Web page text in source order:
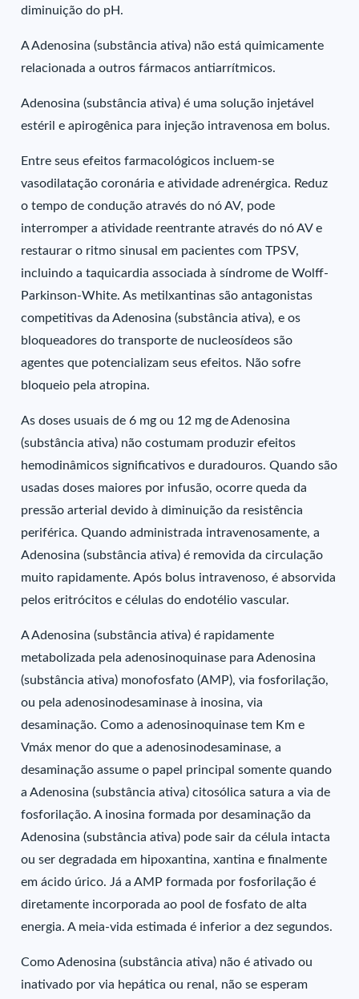
diminuição do pH.
A Adenosina (substância ativa) não está quimicamente
relacionada a outros fármacos antiarrítmicos.
Adenosina (substância ativa) é uma solução injetável
estéril e apirogênica para injeção intravenosa em bolus.
Entre seus efeitos farmacológicos incluem-se
vasodilatação coronária e atividade adrenérgica. Reduz
o tempo de condução através do nó AV, pode
interromper a atividade reentrante através do nó AV e
restaurar o ritmo sinusal em pacientes com TPSV,
incluindo a taquicardia associada à síndrome de Wolff-
Parkinson-White. As metilxantinas são antagonistas
competitivas da Adenosina (substância ativa), e os
bloqueadores do transporte de nucleosídeos são
agentes que potencializam seus efeitos. Não sofre
bloqueio pela atropina.
As doses usuais de 6 mg ou 12 mg de Adenosina
(substância ativa) não costumam produzir efeitos
hemodinâmicos significativos e duradouros. Quando são
usadas doses maiores por infusão, ocorre queda da
pressão arterial devido à diminuição da resistência
periférica. Quando administrada intravenosamente, a
Adenosina (substância ativa) é removida da circulação
muito rapidamente. Após bolus intravenoso, é absorvida
pelos eritrócitos e células do endotélio vascular.
A Adenosina (substância ativa) é rapidamente
metabolizada pela adenosinoquinase para Adenosina
(substância ativa) monofosfato (AMP), via fosforilação,
ou pela adenosinodesaminase à inosina, via
desaminação. Como a adenosinoquinase tem Km e
Vmáx menor do que a adenosinodesaminase, a
desaminação assume o papel principal somente quando
a Adenosina (substância ativa) citosólica satura a via de
fosforilação. A inosina formada por desaminação da
Adenosina (substância ativa) pode sair da célula intacta
ou ser degradada em hipoxantina, xantina e finalmente
em ácido úrico. Já a AMP formada por fosforilação é
diretamente incorporada ao pool de fosfato de alta
energia. A meia-vida estimada é inferior a dez segundos.
Como Adenosina (substância ativa) não é ativado ou
inativado por via hepática ou renal, não se esperam